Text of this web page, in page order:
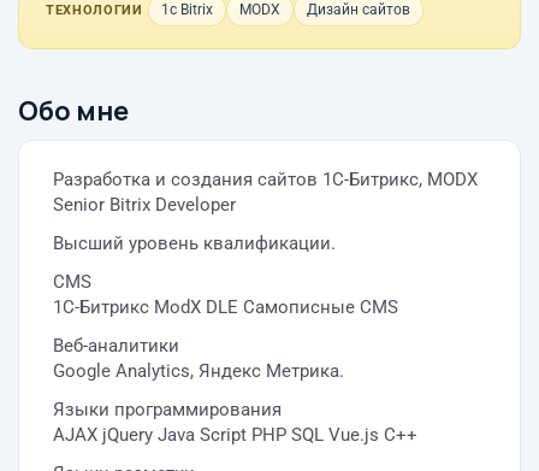
ТЕХНОЛОГИИ 1с Bitrix MODX Дизайн сайтов
Обо мне
Разработка и создания сайтов 1С-Битрикс, MODX
Senior Bitrix Developer
Высший уровень квалификации.
CMS
1C-Битрикс ModX DLE Самописные CMS
Веб-аналитики
Google Analytics, Яндекс Метрика.
Языки программирования
AJAX jQuery Java Script PHP SQL Vue.js C++